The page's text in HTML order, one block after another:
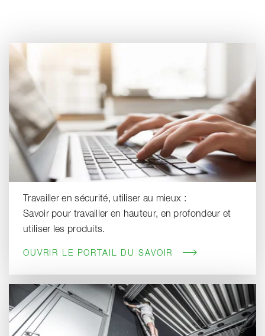
Travailler en sécurité, utiliser au mieux :
Savoir pour travailler en hauteur, en profondeur et
utiliser les produits.
OUVRIR LE PORTAIL DU SAVOIR